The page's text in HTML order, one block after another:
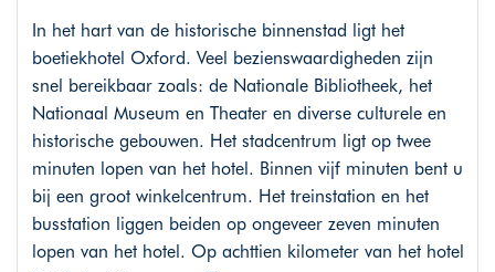
In het hart van de historische binnenstad ligt het
boetiekhotel Oxford. Veel bezienswaardigheden zijn
snel bereikbaar zoals: de Nationale Bibliotheek, het
Nationaal Museum en Theater en diverse culturele en
historische gebouwen. Het stadcentrum ligt op twee
minuten lopen van het hotel. Binnen vijf minuten bent u
bij een groot winkelcentrum. Het treinstation en het
busstation liggen beiden op ongeveer zeven minuten
lopen van het hotel. Op achttien kilometer van het hotel